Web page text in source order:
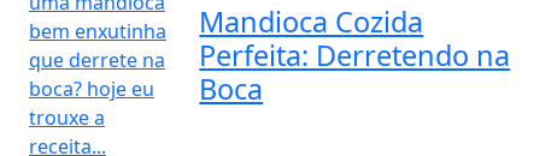
Mandioca Cozida
Perfeita: Derretendo na
Boca